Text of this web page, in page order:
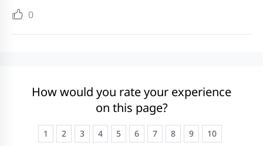
0
How would you rate your experience
on this page?
1 2 3 4 5 6 7 8 9 10